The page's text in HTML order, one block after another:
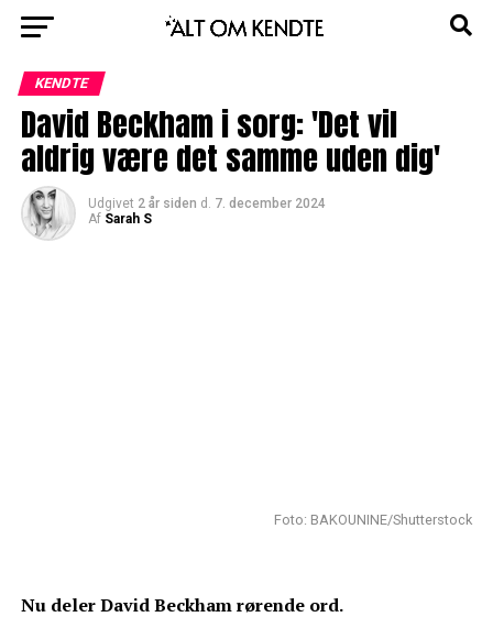
KENDTE
David Beckham i sorg: 'Det vil
aldrig være det samme uden dig'
Udgivet 2 år siden d. 7. december 2024
Af Sarah S
Foto: BAKOUNINE/Shutterstock
Nu deler David Beckham rørende ord.